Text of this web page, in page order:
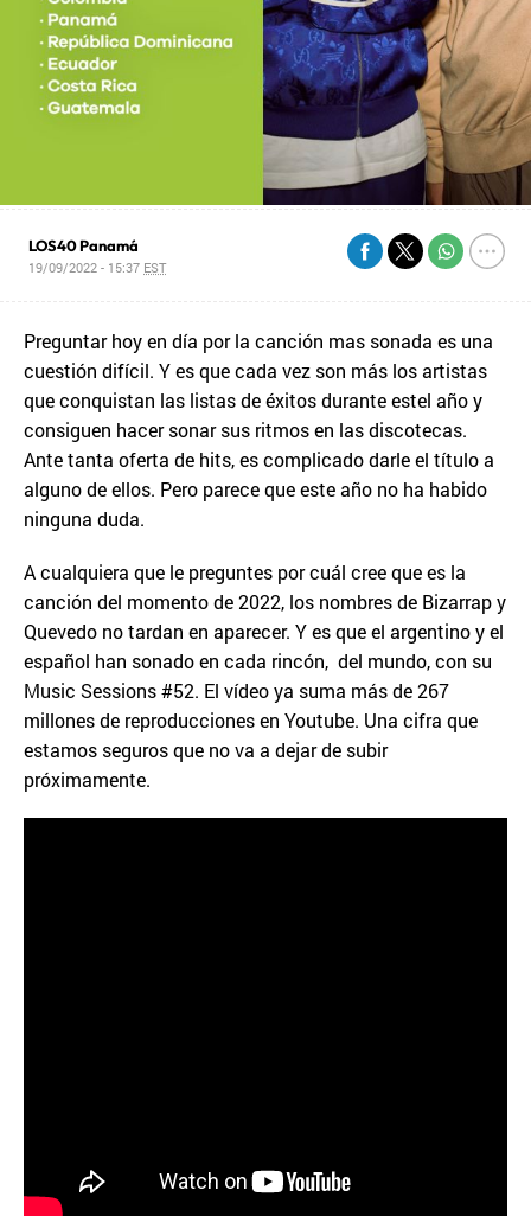
LOS40 Panamá
19/09/2022 - 15:37 EST
Preguntar hoy en día por la canción mas sonada es una
cuestión difícil. Y es que cada vez son más los artistas
que conquistan las listas de éxitos durante estel año y
consiguen hacer sonar sus ritmos en las discotecas.
Ante tanta oferta de hits, es complicado darle el título a
alguno de ellos. Pero parece que este año no ha habido
ninguna duda.
A cualquiera que le preguntes por cuál cree que es la
canción del momento de 2022, los nombres de Bizarrap y
Quevedo no tardan en aparecer. Y es que el argentino y el
español han sonado en cada rincón, del mundo, con su
Music Sessions #52. El vídeo ya suma más de 267
millones de reproducciones en Youtube. Una cifra que
estamos seguros que no va a dejar de subir
próximamente.